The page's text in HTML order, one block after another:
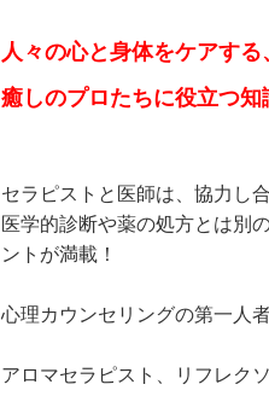
人々の心と身体をケアする
癒しのプロたちに役立つ知
セラピストと医師は、協力し
医学的診断や薬の処方とは別
ントが満載！
心理カウンセリングの第一人
アロマセラピスト、リフレク